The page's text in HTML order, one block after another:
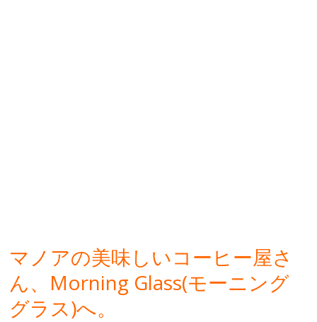
マノアの美味しいコーヒー屋さ
ん、Morning Glass(モーニング
グラス)へ。